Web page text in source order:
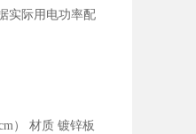
实际用电功率配
） 材质 镀锌板